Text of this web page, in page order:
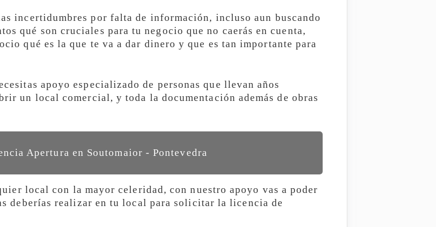
incertidumbres por falta de información, incluso aun buscando
qué son cruciales para tu negocio que no caerás en cuenta,
qué es la que te va a dar dinero y que es tan importante para
apoyo especializado de personas que llevan años
un local comercial, y toda la documentación además de obras
Apertura en Soutomaior - Pontevedra
local con la mayor celeridad, con nuestro apoyo vas a poder
deberías realizar en tu local para solicitar la licencia de